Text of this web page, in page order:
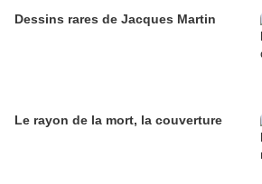
Dessins rares de Jacques Martin
Le rayon de la mort, la couverture